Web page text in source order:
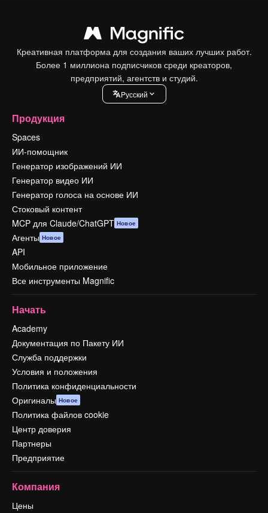
Креативная платформа для создания ваших лучших работ.
Более 1 миллиона подписчиков среди креаторов,
предприятий, агентств и студий.
Pусский
Продукция
Spaces
ИИ-помощник
Генератор изображений ИИ
Генератор видео ИИ
Генератор голоса на основе ИИ
Стоковый контент
MCP для Claude/ChatGPT Новое
Агенты Новое
API
Мобильное приложение
Все инструменты Magnific
Начать
Academy
Документация по Пакету ИИ
Служба поддержки
Условия и положения
Политика конфиденциальности
Оригиналы Новое
Политика файлов cookie
Центр доверия
Партнеры
Предприятие
Компания
Цены